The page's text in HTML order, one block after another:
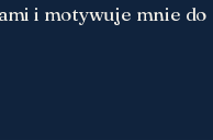
i motywuje mnie do